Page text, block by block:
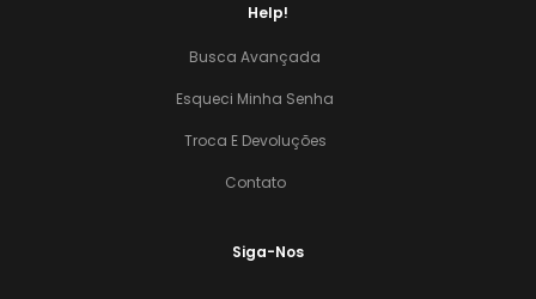
Help!
Busca Avançada
Esqueci Minha Senha
Troca E Devoluções
Contato
Siga-Nos